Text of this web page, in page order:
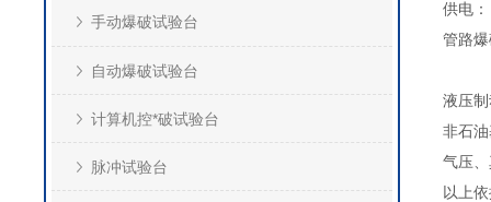
手动爆破试验台
自动爆破试验台
计算机控*破试验台
脉冲试验台
供电
管路
液压
非石油
气压
以上